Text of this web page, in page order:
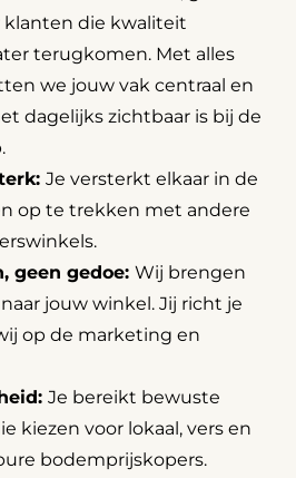
klanten die kwaliteit
terugkomen. Met alles
we jouw vak centraal en
dagelijks zichtbaar is bij de
Je versterkt elkaar in de
op te trekken met andere
geen gedoe:Wij brengen
jouw winkel. Jij richt je
op de marketing en
Je bereikt bewuste
kiezen voor lokaal, vers en
bodemprijskopers.